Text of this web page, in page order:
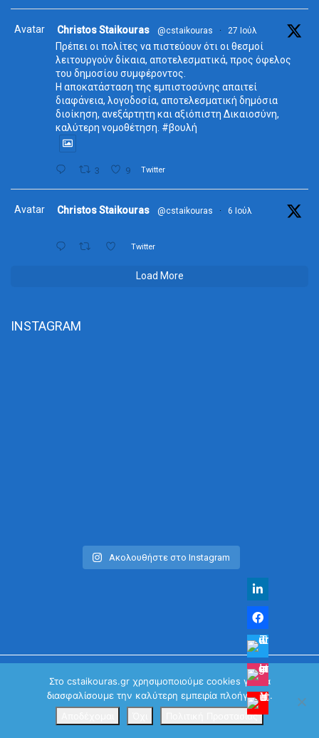
Avatar Christos Staikouras @cstaikouras · 27 Ιούλ
Πρέπει οι πολίτες να πιστεύουν ότι οι θεσμοί
λειτουργούν δίκαια, αποτελεσματικά, προς όφελος
του δημοσίου συμφέροντος.
Η αποκατάσταση της εμπιστοσύνης απαιτεί
διαφάνεια, λογοδοσία, αποτελεσματική δημόσια
διοίκηση, ανεξάρτητη και αξιόπιστη Δικαιοσύνη,
καλύτερη νομοθέτηση. #βουλή
3 9 Twitter
Avatar Christos Staikouras @cstaikouras · 6 Ιούλ
Twitter
Load More
INSTAGRAM
Ακολουθήστε στο Instagram
© Χρήστος Σταϊκούρας | All Rights Reserved 2026
Κανονισμός Προστασίας Προσωπικών Δεδομένων
Στο cstaikouras.gr χρησιμοποιούμε cookies για να
διασφαλίσουμε την καλύτερη εμπειρία πλοήγησης.
Πολιτική Προστασίας